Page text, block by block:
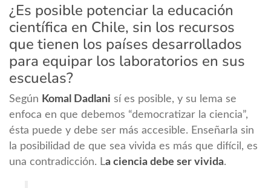
¿Es posible potenciar la educación
científica en Chile, sin los recursos
que tienen los países desarrollados
para equipar los laboratorios en sus
escuelas?
Según Komal Dadlani sí es posible, y su lema se
enfoca en que debemos “democratizar la ciencia”,
ésta puede y debe ser más accesible. Enseñarla sin
la posibilidad de que sea vivida es más que difícil, es
una contradicción. La ciencia debe ser vivida.